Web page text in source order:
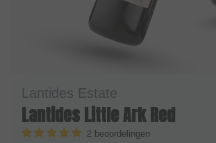
Lantides Estate
Lantides Little Ark Red
2 beoordelingen